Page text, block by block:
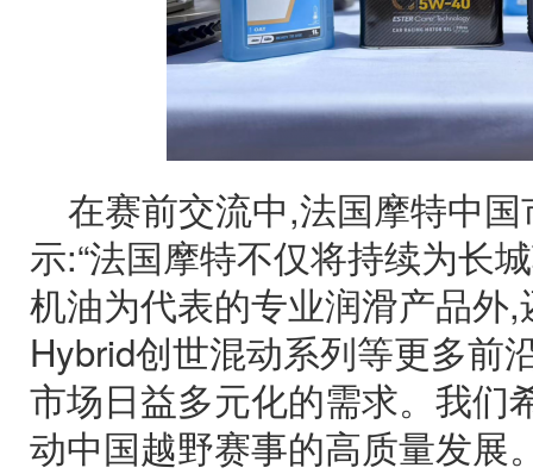
在赛前交流中,法国摩特中
示:“法国摩特不仅将持续为长
机油为代表的专业润滑产品外
Hybrid创世混动系列等更多前
市场日益多元化的需求。我们
动中国越野赛事的高质量发展